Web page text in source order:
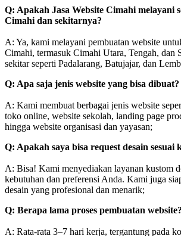
Q: Apakah Jasa Website Cimahi melayani
Cimahi dan sekitarnya?
A: Ya, kami melayani pembuatan website
Cimahi, termasuk Cimahi Utara, Tengah, dan
sekitar seperti Padalarang, Batujajar, dan
Q: Apa saja jenis website yang bisa dibuat?
A: Kami membuat berbagai jenis website
toko online, website sekolah, landing page
hingga website organisasi dan yayasan;
Q: Apakah saya bisa request desain sesuai
A: Bisa! Kami menyediakan layanan kustom
kebutuhan dan preferensi Anda. Kami juga
desain yang profesional dan menarik;
Q: Berapa lama proses pembuatan website?
A: Rata-rata 3–7 hari kerja, tergantung pada